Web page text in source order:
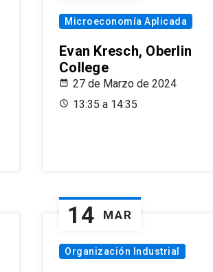
Microeconomía Aplicada
Evan Kresch, Oberlin
College
27 de Marzo de 2024
13:35 a 14:35
14 MAR
Organización Industrial